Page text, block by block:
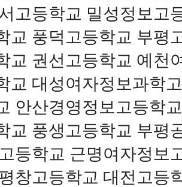
고등학교 밀성정보고
교 풍덕고등학교 부평
교 권선고등학교 예천
교 대성여자정보과학
안산경영정보고등학
교 풍생고등학교 부평
등학교 근명여자정보
창고등학교 대전고등